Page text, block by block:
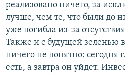
реализовано ничего, за
лучше, чем те, что были до
уже погибла из-за
Также и с будущей зеленью
ничего не понятно: сегодня
есть, а завтра он уйдет.